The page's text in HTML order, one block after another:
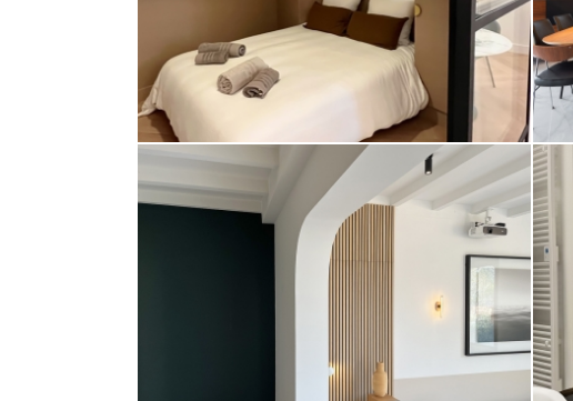
LOFT EN DUPLEX ÈZE